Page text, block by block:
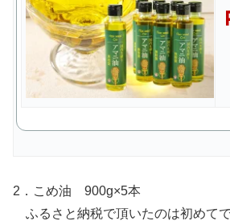
2．こめ油 900g×5本
ふるさと納税で頂いたのは初めて